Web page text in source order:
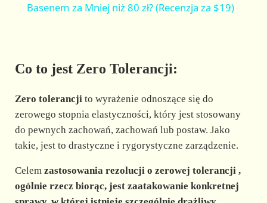
o
Basenem za Mniej niż 80 zł? (Recenzja za $19)
Co to jest Zero Tolerancji:
Zero tolerancjito wyrażenie odnoszące się do
zerowego stopnia elastyczności, który jest stosowany
do pewnych zachowań, zachowań lub postaw. Jako
takie, jest to drastyczne i rygorystyczne zarządzenie.
Celem zastosowania rezolucji o zerowej tolerancji,
ogólnie rzecz biorąc, jest zaatakowanie konkretnej